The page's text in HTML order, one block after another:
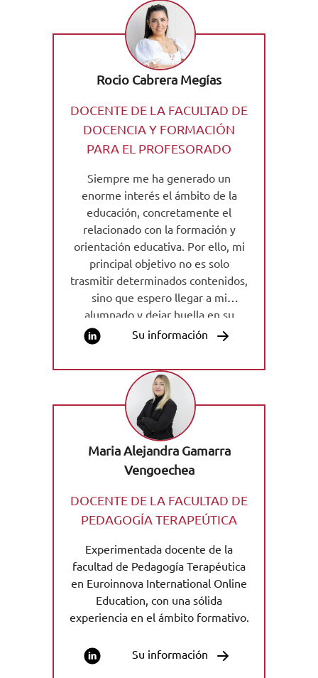
Rocio Cabrera Megías
DOCENTE DE LA FACULTAD DE
DOCENCIA Y FORMACIÓN
PARA EL PROFESORADO
Siempre me ha generado un
enorme interés el ámbito de la
educación, concretamente el
relacionado con la formación y
orientación educativa. Por ello, mi
principal objetivo no es solo
trasmitir determinados contenidos,
sino que espero llegar a mi
alumnado y dejar huella en su
camino. Actualmente, trabajo como
docente en el grupo Educa EdTech,
Group, dentro del área de docencia
y formación del profesorado
además de redactar blogs y revistas
oficiales con temática educativa.
Su información
Maria Alejandra Gamarra
Vengoechea
DOCENTE DE LA FACULTAD DE
PEDAGOGÍA TERAPEÚTICA
Experimentada docente de la
facultad de Pedagogía Terapéutica
en Euroinnova International Online
Education, con una sólida
experiencia en el ámbito formativo.
Su información